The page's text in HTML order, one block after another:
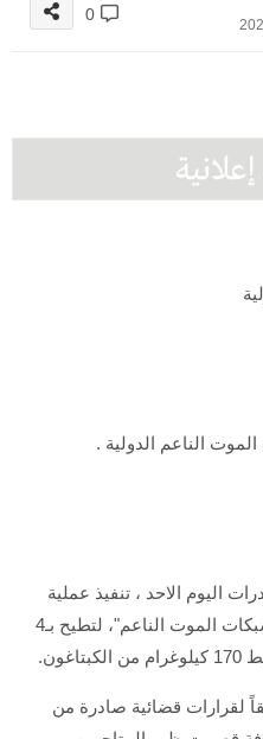
0
الناعم الدولية .
اليوم الاحد ، تنفيذ عملية
نوعية بشبكة دولة او ماوصفتهم بـ"شبكات الموت الناعم"، لتطيح بـ4
لقرارات قضائية صادرة من